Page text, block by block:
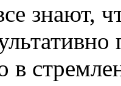
знают,
в